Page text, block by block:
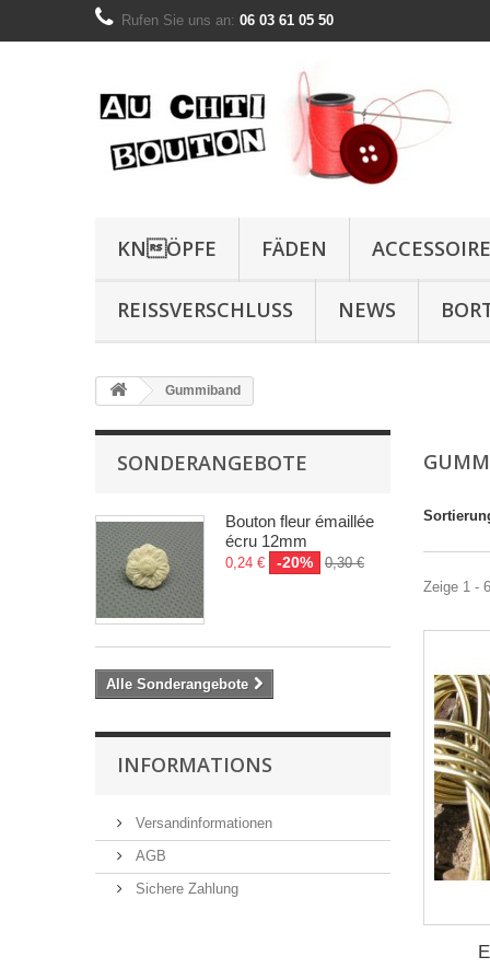
Rufen Sie uns an: 06 03 61 05 50
KNÖPFE FÄDEN
REISSVERSCHLUSS NEWS
Gummiband
SONDERANGEBOTE
Bouton fleur émaillée
écru 12mm
0,24 € -20% 0,30 €
Alle Sonderangebote
INFORMATIONS
Versandinformationen
AGB
Sichere Zahlung
Zeige 1 -